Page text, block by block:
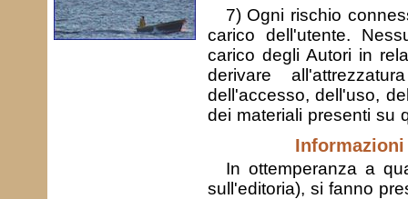
7) Ogni rischio
carico dell'utente.
carico degli Autori in
derivare
dell'accesso, dell'uso,
dei materiali presenti su
In ottemperanza a
sull'editoria), si fanno